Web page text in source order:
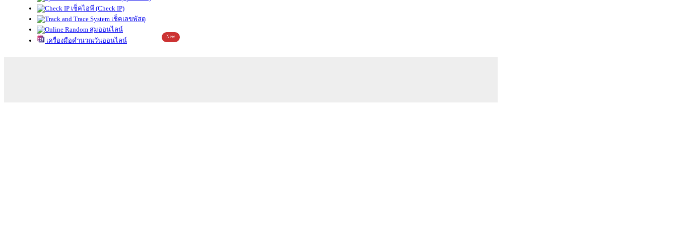
เช็คไอพี (Check IP)
เช็คเลขพัสดุ
สุ่มออนไลน์
เครื่องมือคำนวณวันออนไลน์
New